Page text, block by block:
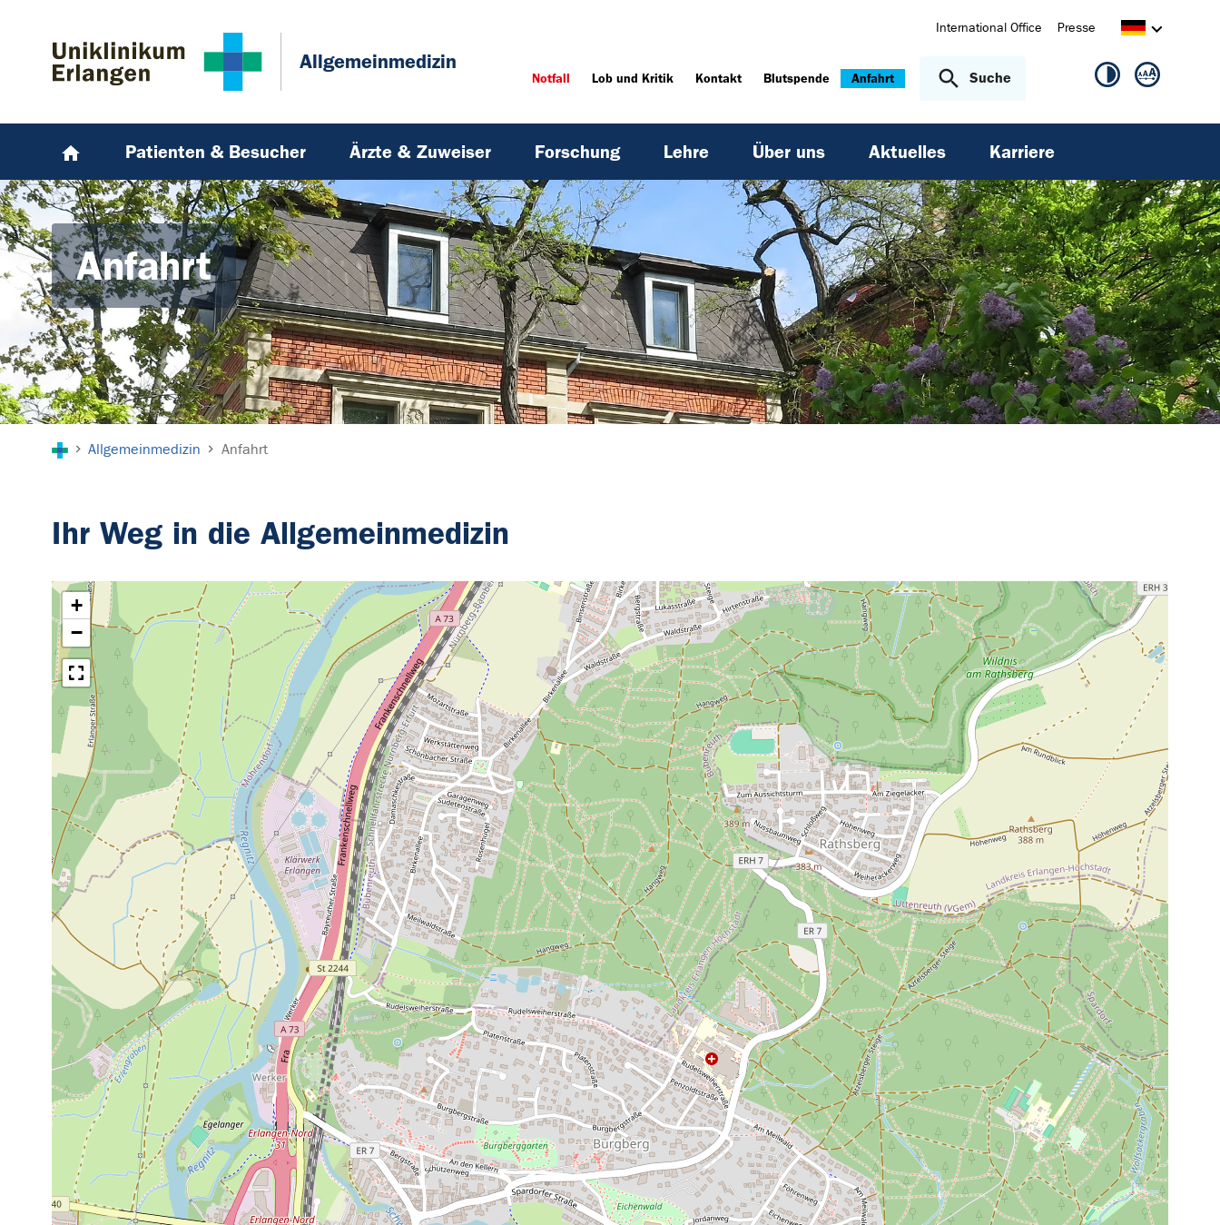
Allgemeinmedizin
International Office Presse
Notfall Lob und Kritik Kontakt Blutspende Anfahrt Suche
Patienten & Besucher Ärzte & Zuweiser Forschung Lehre Über uns Aktuelles Karriere
Anfahrt
Allgemeinmedizin Anfahrt
Ihr Weg in die Allgemeinmedizin
+
−